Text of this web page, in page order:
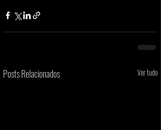
Posts Relacionados Ver tudo